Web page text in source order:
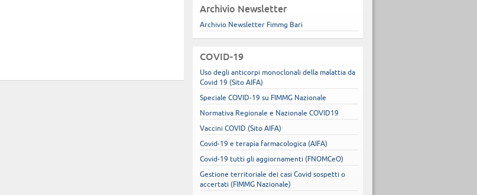
Archivio Newsletter
Archivio Newsletter Fimmg Bari
COVID-19
Uso degli anticorpi monoclonali della malattia da
Covid 19 (Sito AIFA)
Speciale COVID-19 su FIMMG Nazionale
Normativa Regionale e Nazionale COVID19
Vaccini COVID (Sito AIFA)
Covid-19 e terapia farmacologica (AIFA)
Covid-19 tutti gli aggiornamenti (FNOMCeO)
Gestione territoriale dei casi Covid sospetti o
accertati (FIMMG Nazionale)